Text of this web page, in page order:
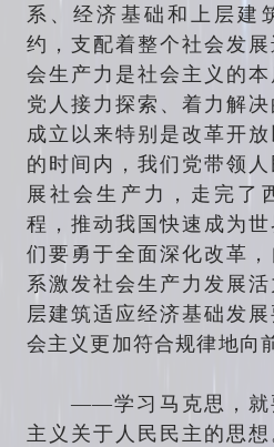
系、经济基础和上层建
约，支配着整个社会发
会生产力是社会主义的
党人接力探索、着力解
成立以来特别是改革开
的时间内，我们党带领
展社会生产力，走完了
程，推动我国快速成为
们要勇于全面深化改革
系激发社会生产力发展
层建筑适应经济基础发
会主义更加符合规律地向
——学习马克思，就
主义关于人民民主的思